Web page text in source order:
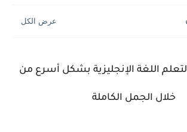
لتعلم اللغة الإنجليزية بشكل أسرع من
خلال الجمل الكاملة